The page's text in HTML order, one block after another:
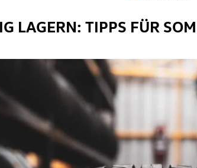
LAGERN: TIPPS FÜR